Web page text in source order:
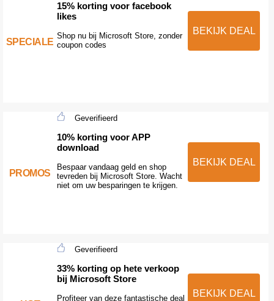
SPECIALE
15% korting voor facebook
likes
Shop nu bij Microsoft Store, zonder
coupon codes
BEKIJK DEAL
PROMOS
Geverifieerd
10% korting voor APP
download
Bespaar vandaag geld en shop
tevreden bij Microsoft Store. Wacht
niet om uw besparingen te krijgen.
BEKIJK DEAL
Geverifieerd
33% korting op hete verkoop
bij Microsoft Store
Profiteer van deze fantastische deal
BEKIJK DEAL